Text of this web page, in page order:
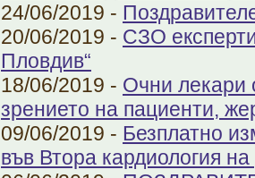
24/06/2019 -
20/06/2019 - СЗО
Пловдив“
18/06/2019 - Очни лекари
зрението на пациенти,
09/06/2019 - Безплатно
във Втора кардиология